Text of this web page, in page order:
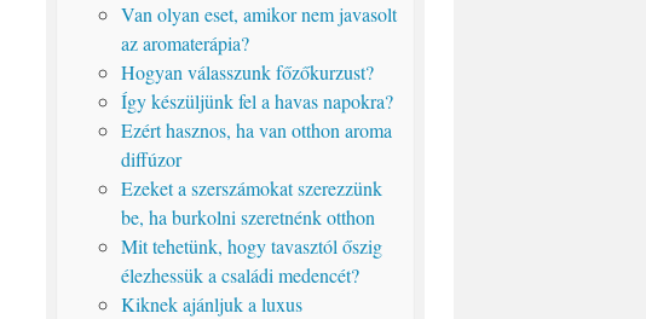
Van olyan eset, amikor nem javasolt
az aromaterápia?
Hogyan válasszunk főzőkurzust?
Így készüljünk fel a havas napokra?
Ezért hasznos, ha van otthon aroma
diffúzor
Ezeket a szerszámokat szerezzünk
be, ha burkolni szeretnénk otthon
Mit tehetünk, hogy tavasztól őszig
élezhessük a családi medencét?
Kiknek ajánljuk a luxus